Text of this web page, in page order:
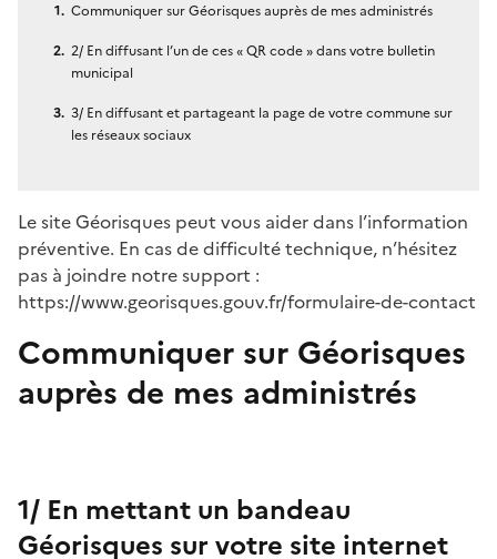
Communiquer sur Géorisques auprès de mes administrés
2/ En diffusant l’un de ces « QR code » dans votre bulletin
municipal
3/ En diffusant et partageant la page de votre commune sur
les réseaux sociaux
Le site Géorisques peut vous aider dans l’information
préventive. En cas de difficulté technique, n’hésitez
pas à joindre notre support :
https://www.georisques.gouv.fr/formulaire-de-contact
Communiquer sur Géorisques
auprès de mes administrés
1/ En mettant un bandeau
Géorisques sur votre site internet